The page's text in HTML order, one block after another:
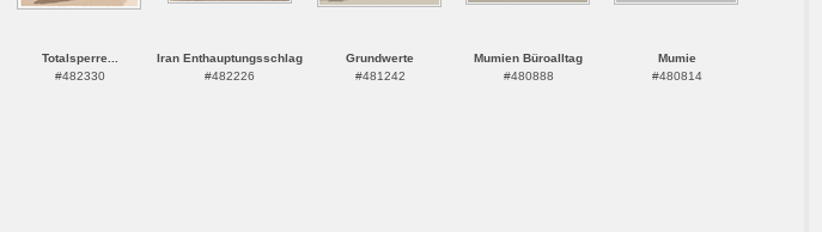
Totalsperre...
#482330
Iran Enthauptungsschlag
#482226
Grundwerte
#481242
Mumien Büroalltag
#480888
Mumie
#480814